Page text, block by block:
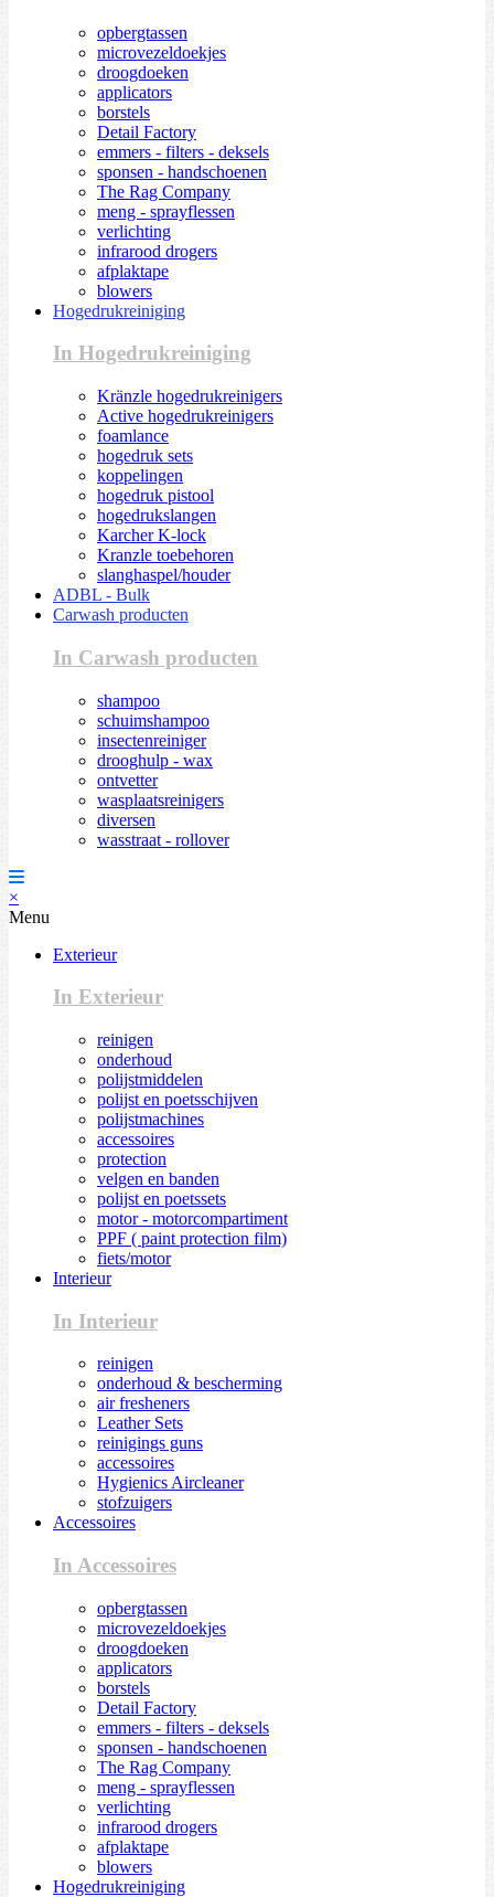
opbergtassen
microvezeldoekjes
droogdoeken
applicators
borstels
Detail Factory
emmers - filters - deksels
sponsen - handschoenen
The Rag Company
meng - sprayflessen
verlichting
infrarood drogers
afplaktape
blowers
Hogedrukreiniging
In Hogedrukreiniging
Kränzle hogedrukreinigers
Active hogedrukreinigers
foamlance
hogedruk sets
koppelingen
hogedruk pistool
hogedrukslangen
Karcher K-lock
Kranzle toebehoren
slanghaspel/houder
ADBL - Bulk
Carwash producten
In Carwash producten
shampoo
schuimshampoo
insectenreiniger
drooghulp - wax
ontvetter
wasplaatsreinigers
diversen
wasstraat - rollover
×
Menu
Exterieur
In Exterieur
reinigen
onderhoud
polijstmiddelen
polijst en poetsschijven
polijstmachines
accessoires
protection
velgen en banden
polijst en poetssets
motor - motorcompartiment
PPF ( paint protection film)
fiets/motor
Interieur
In Interieur
reinigen
onderhoud & bescherming
air fresheners
Leather Sets
reinigings guns
accessoires
Hygienics Aircleaner
stofzuigers
Accessoires
In Accessoires
opbergtassen
microvezeldoekjes
droogdoeken
applicators
borstels
Detail Factory
emmers - filters - deksels
sponsen - handschoenen
The Rag Company
meng - sprayflessen
verlichting
infrarood drogers
afplaktape
blowers
Hogedrukreiniging